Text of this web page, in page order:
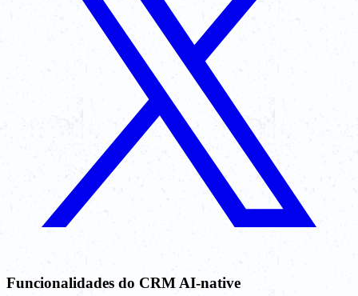
Funcionalidades do CRM AI-native